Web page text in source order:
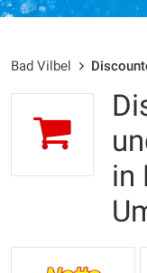
Bad Vilbel
in